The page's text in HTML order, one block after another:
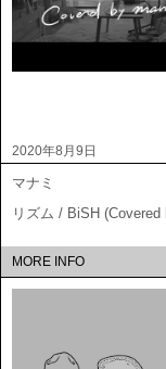
2020年8月9日
マナミ
リズム / BiSH (Covered
MORE INFO